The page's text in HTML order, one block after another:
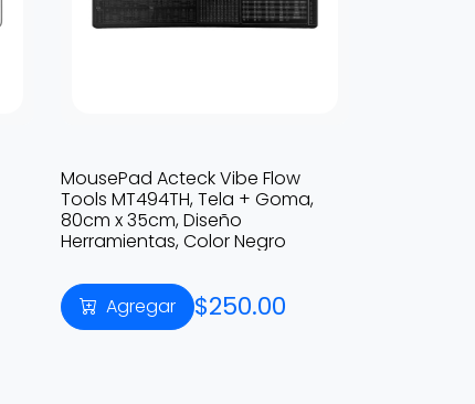
MousePad Acteck Vibe Flow
Tools MT494TH, Tela + Goma,
80cm x 35cm, Diseño
Herramientas, Color Negro
Agregar $250.00